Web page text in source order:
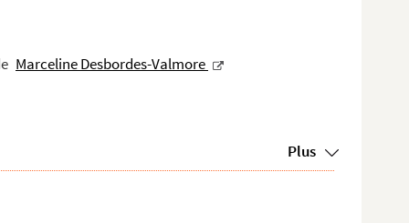
Marceline Desbordes-Valmore
Plus